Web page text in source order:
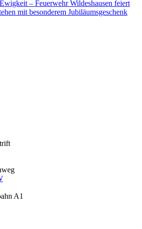
– Feuerwehr Wildeshausen feiert
mit besonderem Jubiläumsgeschenk
A1